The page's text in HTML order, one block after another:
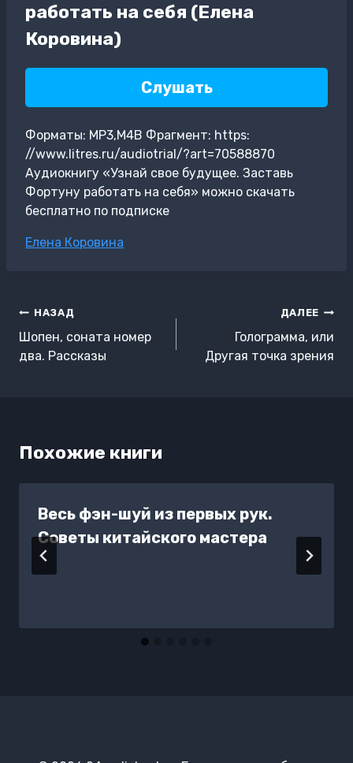
работать на себя (Елена
Коровина)
Слушать
Форматы: MP3,M4B Фрагмент: https:
//www.litres.ru/audiotrial/?art=70588870
Аудиокнигу «Узнай свое будущее. Заставь
Фортуну работать на себя» можно скачать
бесплатно по подписке
Метки
Елена Коровина
Навигация
по
записям
НАЗАД
Шопен, соната номер
два. Рассказы
ДАЛЕЕ
Голограмма, или
Другая точка зрения
Похожие книги
Весь фэн-шуй из первых рук.
Советы китайского мастера